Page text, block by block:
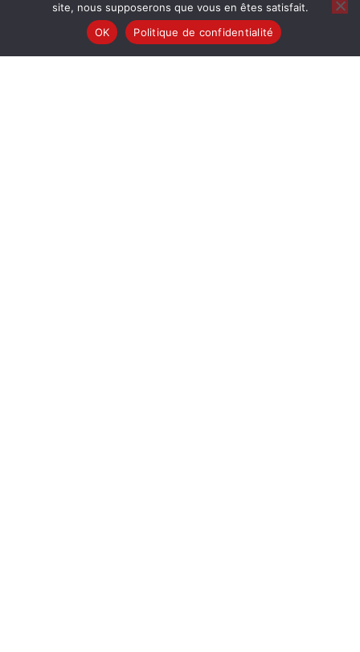
site, nous supposerons que vous en êtes satisfait.
OK
Politique de confidentialité